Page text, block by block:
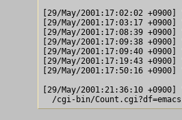
[29/May/2001:17:02:02
[29/May/2001:17:03:17
[29/May/2001:17:08:39
[29/May/2001:17:09:38
[29/May/2001:17:09:40
[29/May/2001:17:19:43
[29/May/2001:17:50:16
[29/May/2001:21:36:10 +0900]